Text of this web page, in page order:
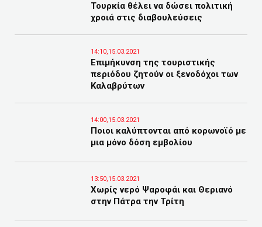
Τουρκία θέλει να δώσει πολιτική
χροιά στις διαβουλεύσεις
14:10,15.03.2021
Επιμήκυνση της τουριστικής
περιόδου ζητούν οι ξενοδόχοι των
Καλαβρύτων
14:00,15.03.2021
Ποιοι καλύπτονται από κορωνοϊό με
μια μόνο δόση εμβολίου
13:50,15.03.2021
Χωρίς νερό Ψαροφάι και Θεριανό
στην Πάτρα την Τρίτη